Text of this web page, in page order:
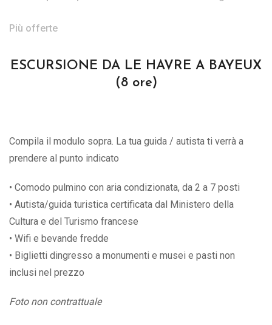
Più offerte
ESCURSIONE DA LE HAVRE A BAYEUX
(8 ore)
Compila il modulo sopra. La tua guida / autista ti verrà a
prendere al punto indicato
• Comodo pulmino con aria condizionata, da 2 a 7 posti
• Autista/guida turistica certificata dal Ministero della
Cultura e del Turismo francese
• Wifi e bevande fredde
• Biglietti dingresso a monumenti e musei e pasti non
inclusi nel prezzo
Foto non contrattuale